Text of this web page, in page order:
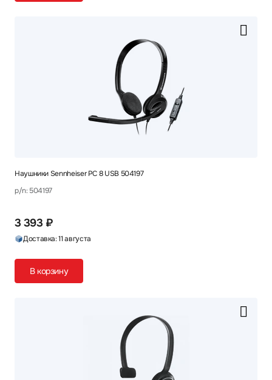
Наушники Sennheiser PC 8 USB 504197
p/n: 504197
3 393 ₽
Доставка: 11 августа
В корзину